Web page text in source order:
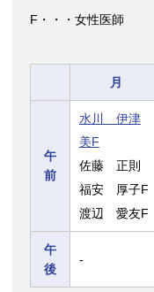
F・・・女性医師
月
午
前
水川 伊津
美F
佐藤 正則
福安 厚子F
渡辺 愛友F
午
後
-